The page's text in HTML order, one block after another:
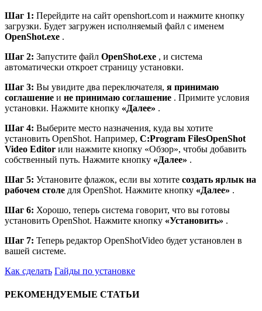
Шаг 1: Перейдите на сайт openshort.com и нажмите кнопку
загрузки. Будет загружен исполняемый файл с именем
OpenShot.exe .
Шаг 2: Запустите файл OpenShot.exe , и система
автоматически откроет страницу установки.
Шаг 3: Вы увидите два переключателя, я принимаю
соглашение и не принимаю соглашение . Примите условия
установки. Нажмите кнопку «Далее» .
Шаг 4: Выберите место назначения, куда вы хотите
установить OpenShot. Например, C:Program FilesOpenShot
Video Editor или нажмите кнопку «Обзор», чтобы добавить
собственный путь. Нажмите кнопку «Далее» .
Шаг 5: Установите флажок, если вы хотите создать ярлык на
рабочем столе для OpenShot. Нажмите кнопку «Далее» .
Шаг 6: Хорошо, теперь система говорит, что вы готовы
установить OpenShot. Нажмите кнопку «Установить» .
Шаг 7: Теперь редактор OpenShotVideo будет установлен в
вашей системе.
Как сделать Гайды по установке
РЕКОМЕНДУЕМЫЕ СТАТЬИ